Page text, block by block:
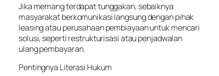
Jika memang terdapat tunggakan, sebaiknya
masyarakat berkomunikasi langsung dengan pihak
leasing atau perusahaan pembiayaan untuk mencari
solusi, seperti restrukturisasi atau penjadwalan
ulang pembayaran.
Pentingnya Literasi Hukum